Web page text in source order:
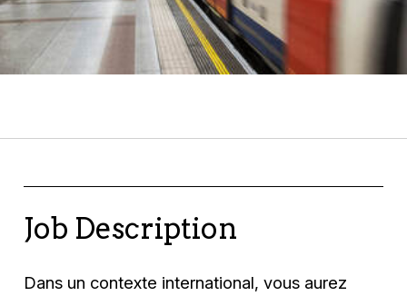
Job Description
Dans un contexte international, vous aurez